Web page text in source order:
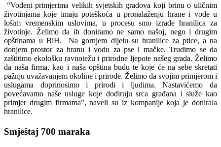
“Vođeni primjerima velikih svjetskih gradova koji brinu o uličnim
životinjama koje imaju poteškoća u pronalaženju hrane i vode u
lošim vremenskim uslovima, u procesu smo izrade hranilica za
životinje. Želimo da ih doniramo ne samo našoj, nego i drugim
opštinama u BiH. Na gornjem dijelu su hranilice za ptice, a na
donjem prostor za hranu i vodu za pse i mačke. Trudimo se da
zaštitimo ekološku ravnotežu i prirodne ljepote našeg grada. Želimo
da naša firma, kao i naša opština budu te koje će na sebe skretati
pažnju uvažavanjem okoline i prirode. Želimo da svojim primjerom i
uslugama doprinosimo i prirodi i ljudima. Nastavićemo da
povećavamo naše usluge koje dodiruju srca građana i služe kao
primjer drugim firmama”, naveli su iz kompanije koja je donirala
hranilice.
Smještaj 700 maraka